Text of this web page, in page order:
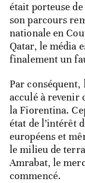
était porteuse de
son parcours
nationale en
Qatar, le média
finalement un
Par
acculé à revenir
la Fiorentina.
état de l’intérêt
européens et
le milieu de
Amrabat, le
commencé.